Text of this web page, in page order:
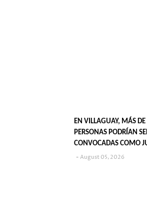
EN VILLAGUAY, MÁS
PERSONAS PODRÍAN
CONVOCADAS COMO
POPULARES EN 2027
August 05, 2026